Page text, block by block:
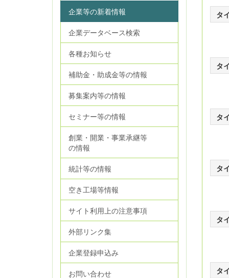
タ
タ
タ
タ
タ
タ
企業等の新着情報
企業データベース検索
各種お知らせ
補助金・助成金等の情報
募集案内等の情報
セミナー等の情報
創業・開業・事業承継等
の情報
統計等の情報
空き工場等情報
サイト利用上の注意事項
外部リンク集
企業登録申込み
お問い合わせ